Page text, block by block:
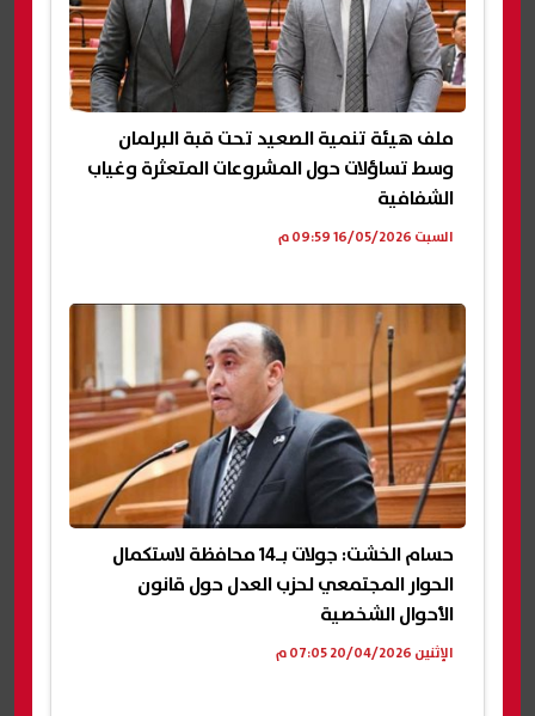
ملف هيئة تنمية الصعيد تحت قبة البرلمان
وسط تساؤلات حول المشروعات المتعثرة وغياب
الشفافية
السبت 16/05/2026 09:59 م
حسام الخشت: جولات بـ14 محافظة لاستكمال
الحوار المجتمعي لحزب العدل حول قانون
الأحوال الشخصية
الإثنين 20/04/2026 07:05 م